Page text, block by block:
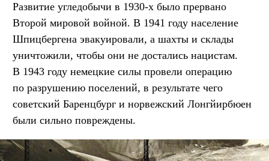
Развитие угледобычи в 1930-х было прервано
Второй мировой войной. В 1941 году население
Шпицбергена эвакуировали, а шахты и склады
уничтожили, чтобы они не достались нацистам.
В 1943 году немецкие силы провели операцию
по разрушению поселений, в результате чего
советский Баренцбург и норвежский Лонгйирбюен
были сильно повреждены.